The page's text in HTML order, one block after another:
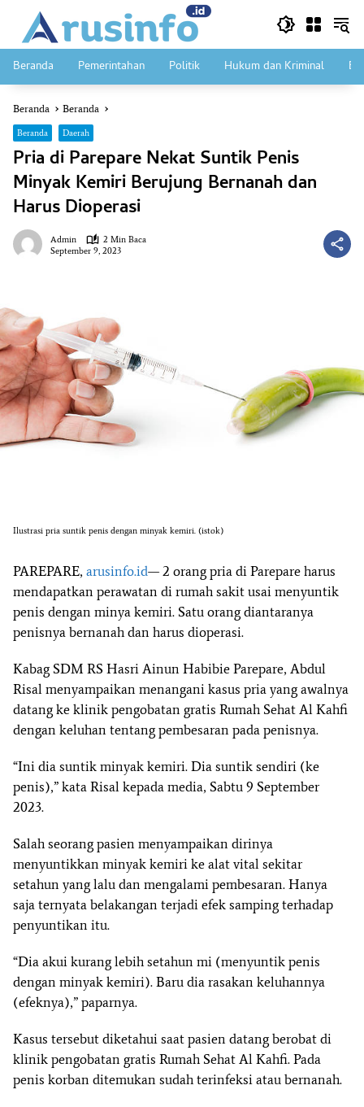
konten
Beranda Pemerintahan Politik Hukum dan Kriminal
Beranda Beranda
Beranda Daerah
Pria di Parepare Nekat Suntik Penis
Minyak Kemiri Berujung Bernanah dan
Harus Dioperasi
Admin
2 Min Baca
September 9, 2023
Ilustrasi pria suntik penis dengan minyak kemiri. (istok)
PAREPARE, arusinfo.id— 2 orang pria di Parepare harus
mendapatkan perawatan di rumah sakit usai menyuntik
penis dengan minya kemiri. Satu orang diantaranya
penisnya bernanah dan harus dioperasi.
Kabag SDM RS Hasri Ainun Habibie Parepare, Abdul
Risal menyampaikan menangani kasus pria yang awalnya
datang ke klinik pengobatan gratis Rumah Sehat Al Kahfi
dengan keluhan tentang pembesaran pada penisnya.
“Ini dia suntik minyak kemiri. Dia suntik sendiri (ke
penis),” kata Risal kepada media, Sabtu 9 September
2023.
Salah seorang pasien menyampaikan dirinya
menyuntikkan minyak kemiri ke alat vital sekitar
setahun yang lalu dan mengalami pembesaran. Hanya
saja ternyata belakangan terjadi efek samping terhadap
penyuntikan itu.
“Dia akui kurang lebih setahun mi (menyuntik penis
dengan minyak kemiri). Baru dia rasakan keluhannya
(efeknya),” paparnya.
Kasus tersebut diketahui saat pasien datang berobat di
klinik pengobatan gratis Rumah Sehat Al Kahfi. Pada
penis korban ditemukan sudah terinfeksi atau bernanah.